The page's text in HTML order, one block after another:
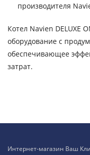
производителя
Котел Navien DELUXE
оборудование с
обеспечивающее
затрат.
Интернет-магазин Ваш